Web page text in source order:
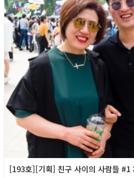
[193호][기획] 친구 사이의 사람들 #1